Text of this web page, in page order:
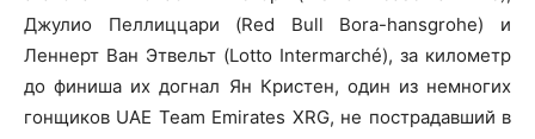
Джулио Пеллиццари (Red Bull Bora-hansgrohe) и
Леннерт Ван Этвельт (Lotto Intermarché), за километр
до финиша их догнал Ян Кристен, один из немногих
гонщиков UAE Team Emirates XRG, не пострадавший в